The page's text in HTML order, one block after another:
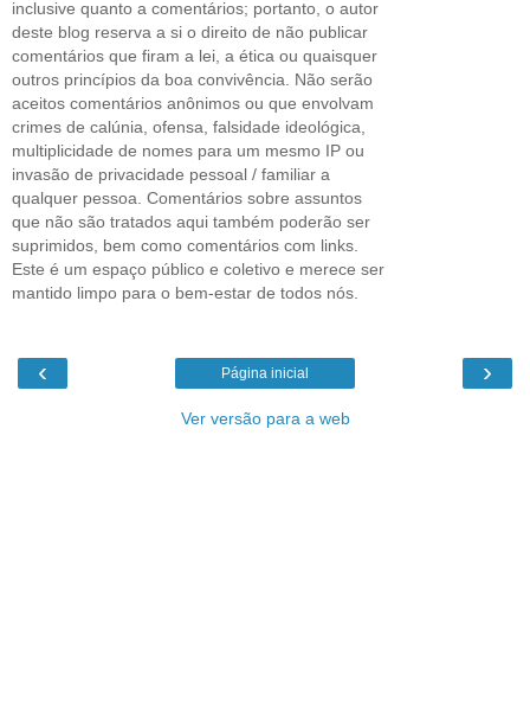
inclusive quanto a comentários; portanto, o autor
deste blog reserva a si o direito de não publicar
comentários que firam a lei, a ética ou quaisquer
outros princípios da boa convivência. Não serão
aceitos comentários anônimos ou que envolvam
crimes de calúnia, ofensa, falsidade ideológica,
multiplicidade de nomes para um mesmo IP ou
invasão de privacidade pessoal / familiar a
qualquer pessoa. Comentários sobre assuntos
que não são tratados aqui também poderão ser
suprimidos, bem como comentários com links.
Este é um espaço público e coletivo e merece ser
mantido limpo para o bem-estar de todos nós.
‹ ›
Página inicial
Ver versão para a web